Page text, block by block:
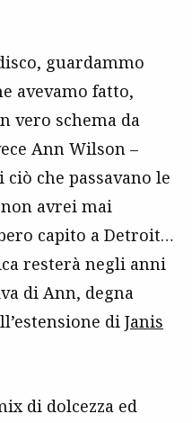
guardammo
avevamo fatto,
vero schema da
Ann Wilson –
che passavano le
avrei mai
capito a Detroit…
resterà negli anni
di Ann, degna
di Janis
di dolcezza ed